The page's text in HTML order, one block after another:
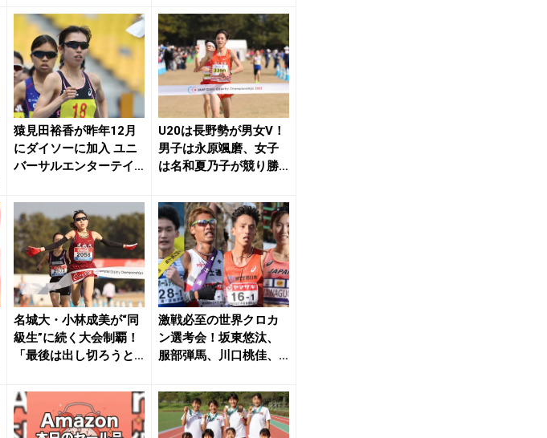
猿見田裕香が昨年12月
にダイソーに加入 ユニ
バーサルエンターテイ
U20は長野勢が男女V！
男子は永原颯磨、女子
は名和夏乃子が競り勝
名城大・小林成美が“同
級生”に続く大会制覇！
「最後は出し切ろうと
激戦必至の世界クロカ
ン選考会！坂東悠汰、
服部弾馬、川口桃佳、U